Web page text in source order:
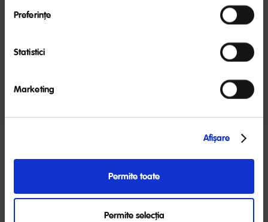
Preferinţe
Statistici
Marketing
Afişare
Permite toate
Permite selecția
Vreau timp pentru mine după sarcină
bebelușul vă simțiți din ce în ce mai bine, îţi vei dori timp
CITEȘTE TOT
exclusivă până la 6 luni. NUTRICIA susţine această
recomandare, precum şi continuarea alăptării în